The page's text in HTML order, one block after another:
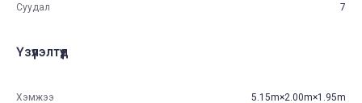
Суудал 7
Үзүүлэлтүүд
Хэмжээ 5.15m×2.00m×1.95m